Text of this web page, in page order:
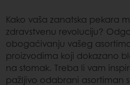
Kako vaša zanatska pekara
zdravstvenu revoluciju?
obogaćivanju vašeg
proizvodima koji dokazano
na stomak. Treba li vam
pažljivo odabrani asortiman